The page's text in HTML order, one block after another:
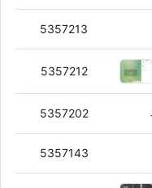
5357213 연
5357212
5357202 중
5357143 고